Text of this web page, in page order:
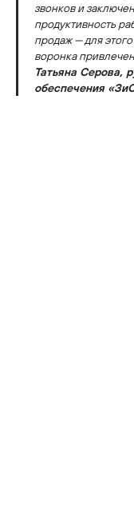
звонков и
продуктивность
продаж — для
воронка
Татьяна Серова,
обеспечения